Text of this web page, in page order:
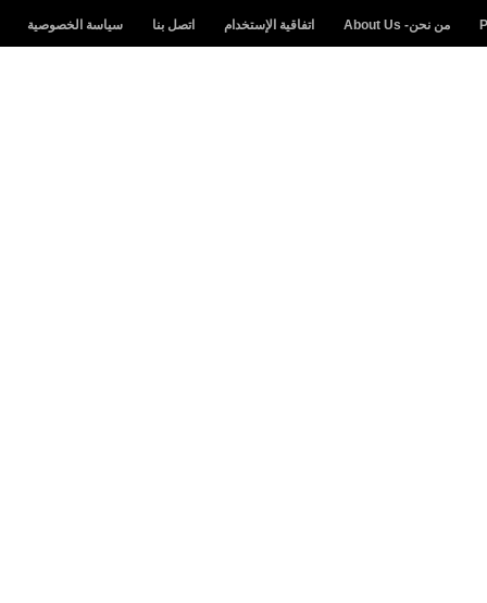
من نحن- About Us اتفاقية الإستخدام اتصل بنا سياسة الخصوصية